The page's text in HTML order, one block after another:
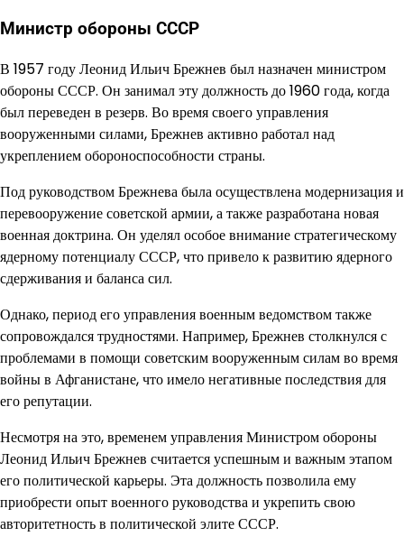
Министр обороны СССР
В 1957 году Леонид Ильич Брежнев был назначен министром
обороны СССР. Он занимал эту должность до 1960 года, когда
был переведен в резерв. Во время своего управления
вооруженными силами, Брежнев активно работал над
укреплением обороноспособности страны.
Под руководством Брежнева была осуществлена модернизация и
перевооружение советской армии, а также разработана новая
военная доктрина. Он уделял особое внимание стратегическому
ядерному потенциалу СССР, что привело к развитию ядерного
сдерживания и баланса сил.
Однако, период его управления военным ведомством также
сопровождался трудностями. Например, Брежнев столкнулся с
проблемами в помощи советским вооруженным силам во время
войны в Афганистане, что имело негативные последствия для
его репутации.
Несмотря на это, временем управления Министром обороны
Леонид Ильич Брежнев считается успешным и важным этапом
его политической карьеры. Эта должность позволила ему
приобрести опыт военного руководства и укрепить свою
авторитетность в политической элите СССР.